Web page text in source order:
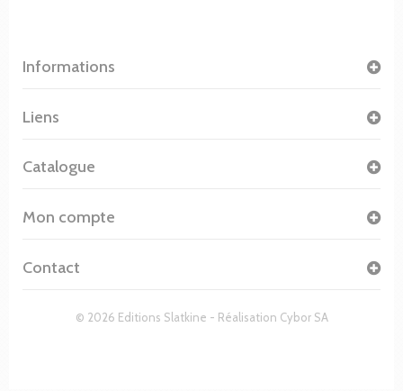
Informations
© 2026 Editions Slatkine - Réalisation Cybor SA
Liens
Catalogue
Mon compte
Contact